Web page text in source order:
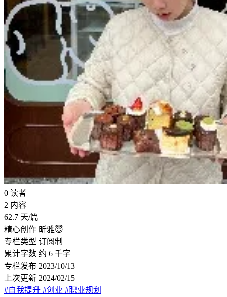
0 读者
2 内容
62.7 天/篇
精心创作 昕雅😇
专栏类型 订阅制
累计字数 约 6 千字
专栏发布 2023/10/13
上次更新 2024/02/15
#自我提升 #创业 #职业规划